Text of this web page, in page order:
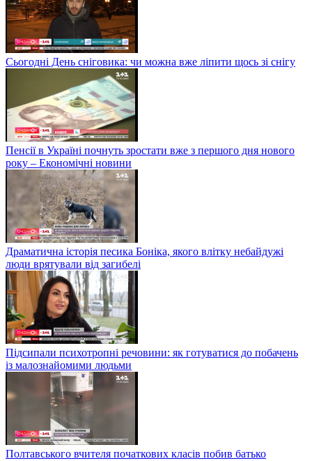
Сьогодні День сніговика: чи можна вже ліпити щось зі снігу
Пенсії в Україні почнуть зростати вже з першого дня нового
року – Економічні новини
Драматична історія песика Боніка, якого влітку небайдужі
люди врятували від загибелі
Підсипали психотропні речовини: як готуватися до побачень
із малознайомими людьми
Полтавського вчителя початкових класів побив батько